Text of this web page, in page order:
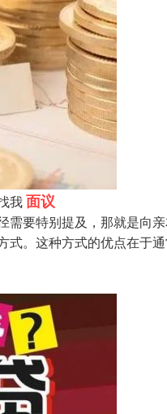
我面议
需要特别提及，那就是向
式。这种方式的优点在于